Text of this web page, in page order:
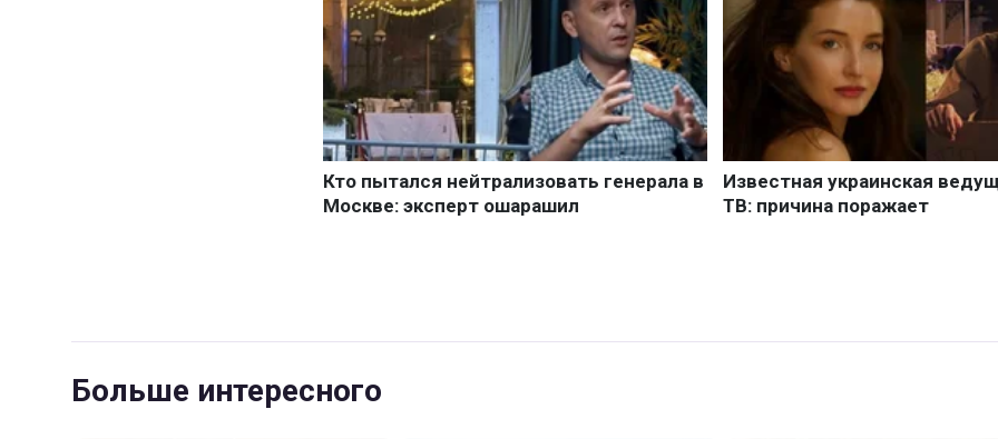
Больше интересного